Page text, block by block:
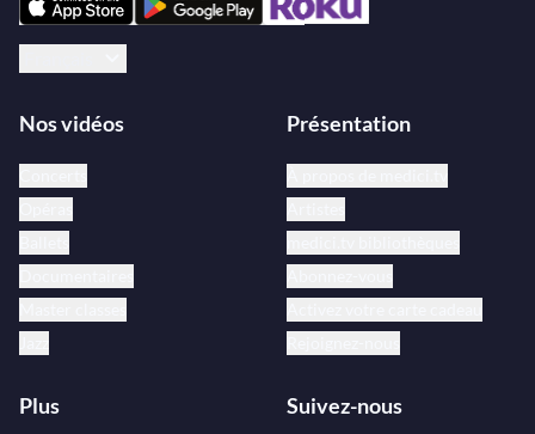
Nos vidéos Présentation
Plus Suivez-nous